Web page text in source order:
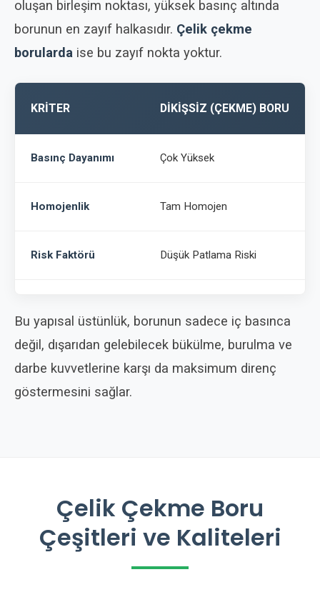
oluşan birleşim noktası, yüksek basınç altında
borunun en zayıf halkasıdır. Çelik çekme
borularda ise bu zayıf nokta yoktur.
KRITER DIKIŞSIZ (ÇEKME) BORU
Basınç Dayanımı Çok Yüksek
Homojenlik Tam Homojen
Risk Faktörü Düşük Patlama Riski
Bu yapısal üstünlük, borunun sadece iç basınca
değil, dışarıdan gelebilecek bükülme, burulma ve
darbe kuvvetlerine karşı da maksimum direnç
göstermesini sağlar.
Çelik Çekme Boru
Çeşitleri ve Kaliteleri